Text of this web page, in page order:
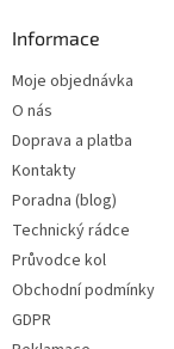
Informace
Moje objednávka
O nás
Doprava a platba
Kontakty
Poradna (blog)
Technický rádce
Průvodce kol
Obchodní podmínky
GDPR